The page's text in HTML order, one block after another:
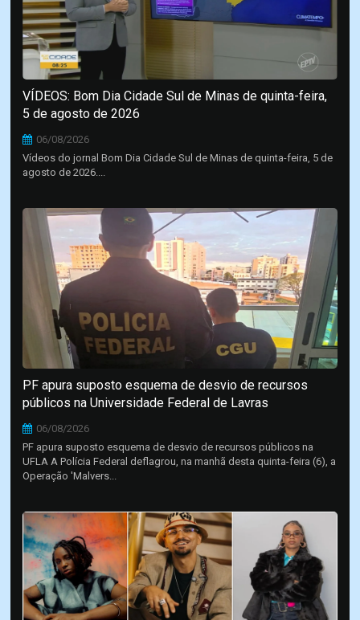
VÍDEOS: Bom Dia Cidade Sul de Minas de quinta-feira,
5 de agosto de 2026
06/08/2026
Vídeos do jornal Bom Dia Cidade Sul de Minas de quinta-feira, 5 de
agosto de 2026....
PF apura suposto esquema de desvio de recursos
públicos na Universidade Federal de Lavras
06/08/2026
PF apura suposto esquema de desvio de recursos públicos na
UFLA A Polícia Federal deflagrou, na manhã desta quinta-feira (6), a
Operação 'Malvers...